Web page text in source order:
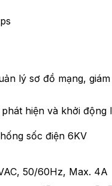
lý sơ đồ mạng,
hiện và khởi động
sốc điện 6KV
50/60Hz, Max. 4A